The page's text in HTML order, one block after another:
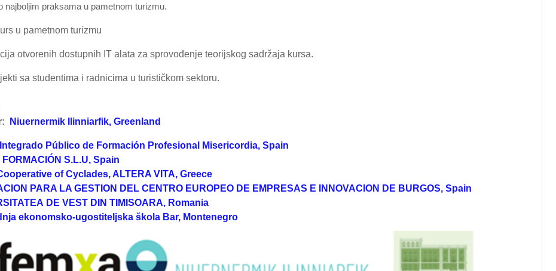
najboljim praksama u pametnom turizmu.
u pametnom turizmu
otvorenih dostupnih IT alata za sprovođenje teorijskog sadržaja kursa.
sa studentima i radnicima u turističkom sektoru.
Niuernermik Ilinniarfik, Greenland
Público de Formación Profesional Misericordia, Spain
FORMACIÓN S.L.U, Spain
of Cyclades, ALTERA VITA, Greece
PARA LA GESTION DEL CENTRO EUROPEO DE EMPRESAS E INNOVACION DE BURGOS, Spain
DE VEST DIN TIMISOARA, Romania
ekonomsko-ugostiteljska škola Bar, Montenegro